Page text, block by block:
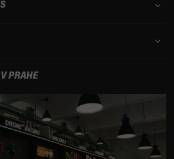
PRAHE